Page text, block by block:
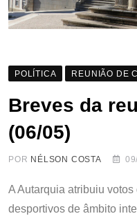
POLÍTICA REUNIÃO DE
Breves da
(06/05)
POR NÉLSON COSTA
A Autarquia atribuiu
desportivos de âmbito